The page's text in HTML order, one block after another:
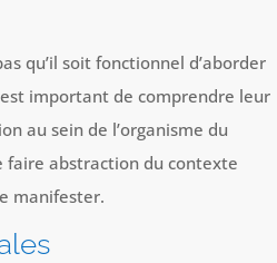
qu’il soit fonctionnel d’aborder
important de comprendre leur
au sein de l’organisme du
faire abstraction du contexte
manifester.